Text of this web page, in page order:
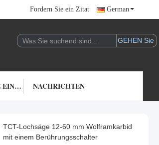
Fordern Sie ein Zitat German
FORDERN SIE EIN ZITAT NACHRICHTEN
TCT-Lochsäge 12-60 mm Wolframkarbid
mit einem Berührungsschalter